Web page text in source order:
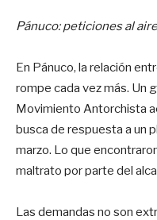
Pánuco: peticiones al aire
En Pánuco, la relación
rompe cada vez más. Un
Movimiento Antorchista
busca de respuesta a un
marzo. Lo que
maltrato por parte del
Las demandas no son